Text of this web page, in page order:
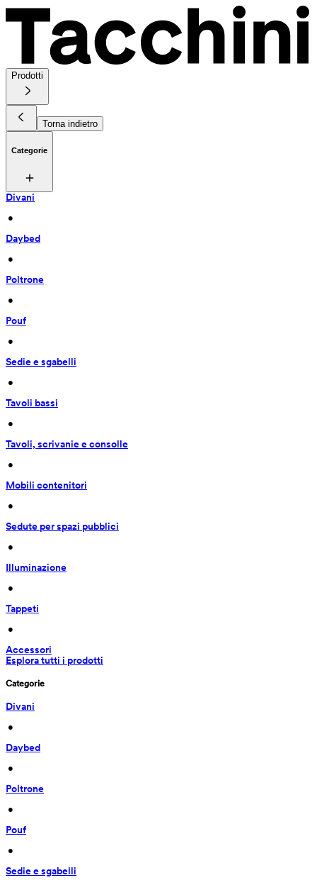
Prodotti
Torna indietro
Categorie
Divani
•
Daybed
•
Poltrone
•
Pouf
•
Sedie e sgabelli
•
Tavoli bassi
•
Tavoli, scrivanie e consolle
•
Mobili contenitori
•
Sedute per spazi pubblici
•
Illuminazione
•
Tappeti
•
Accessori
Esplora tutti i prodotti
Categorie
Divani
•
Daybed
•
Poltrone
•
Pouf
•
Sedie e sgabelli